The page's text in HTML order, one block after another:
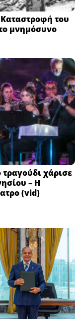
του
μνημόσυνο
χάρισε
– Η
(vid)